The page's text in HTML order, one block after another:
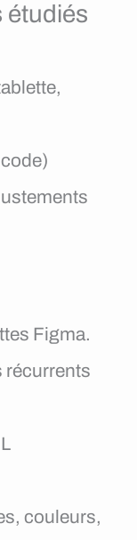
étudiés
Figma.
récurrents
couleurs,